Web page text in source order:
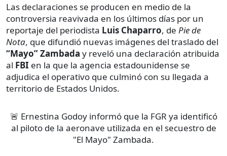
Las declaraciones se producen en medio de la
controversia reavivada en los últimos días por un
reportaje del periodista Luis Chaparro, de Pie de
Nota, que difundió nuevas imágenes del traslado del
“Mayo” Zambada y reveló una declaración atribuida
al FBI en la que la agencia estadounidense se
adjudica el operativo que culminó con su llegada a
territorio de Estados Unidos.
🚨 Ernestina Godoy informó que la FGR ya identificó
al piloto de la aeronave utilizada en el secuestro de
"El Mayo" Zambada.